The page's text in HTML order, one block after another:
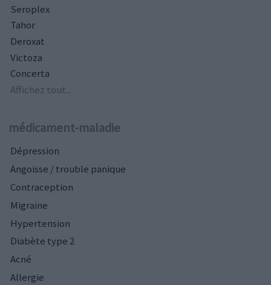
Seroplex
Tahor
Deroxat
Victoza
Concerta
Affichez tout...
médicament-maladie
Dépression
Angoisse / trouble panique
Contraception
Migraine
Hypertension
Diabète type 2
Acné
Allergie